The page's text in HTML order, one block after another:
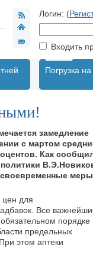
Логин: (
Входить
Погрузка
замедление
с мартом
Как
меры
цен для
Все
порядке
предельных
этом аптеки